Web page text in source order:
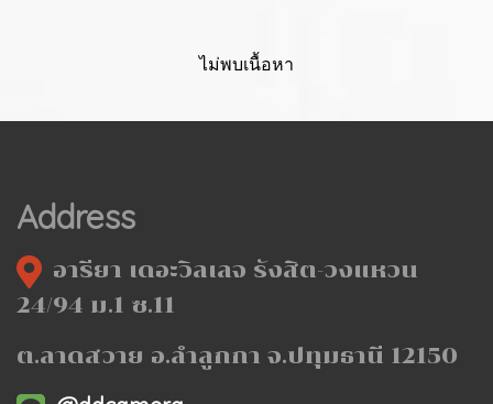
ไม่พบเนื้อหา
Address
อารียา เดอะวิลเลจ รังสิต-วงแหวน
24/94 ม.1 ซ.11
ต.ลาดสวาย อ.ลำลูกกา จ.ปทุมธานี 12150